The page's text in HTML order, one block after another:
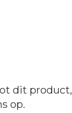
dit product,
op.